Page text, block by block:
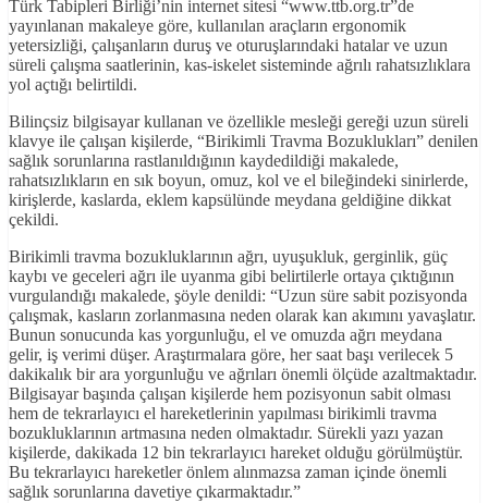
Türk Tabipleri Birliği’nin internet sitesi “www.ttb.org.tr”de
yayınlanan makaleye göre, kullanılan araçların ergonomik
yetersizliği, çalışanların duruş ve oturuşlarındaki hatalar ve uzun
süreli çalışma saatlerinin, kas-iskelet sisteminde ağrılı rahatsızlıklara
yol açtığı belirtildi.
Bilinçsiz bilgisayar kullanan ve özellikle mesleği gereği uzun süreli
klavye ile çalışan kişilerde, “Birikimli Travma Bozuklukları” denilen
sağlık sorunlarına rastlanıldığının kaydedildiği makalede,
rahatsızlıkların en sık boyun, omuz, kol ve el bileğindeki sinirlerde,
kirişlerde, kaslarda, eklem kapsülünde meydana geldiğine dikkat
çekildi.
Birikimli travma bozukluklarının ağrı, uyuşukluk, gerginlik, güç
kaybı ve geceleri ağrı ile uyanma gibi belirtilerle ortaya çıktığının
vurgulandığı makalede, şöyle denildi: “Uzun süre sabit pozisyonda
çalışmak, kasların zorlanmasına neden olarak kan akımını yavaşlatır.
Bunun sonucunda kas yorgunluğu, el ve omuzda ağrı meydana
gelir, iş verimi düşer. Araştırmalara göre, her saat başı verilecek 5
dakikalık bir ara yorgunluğu ve ağrıları önemli ölçüde azaltmaktadır.
Bilgisayar başında çalışan kişilerde hem pozisyonun sabit olması
hem de tekrarlayıcı el hareketlerinin yapılması birikimli travma
bozukluklarının artmasına neden olmaktadır. Sürekli yazı yazan
kişilerde, dakikada 12 bin tekrarlayıcı hareket olduğu görülmüştür.
Bu tekrarlayıcı hareketler önlem alınmazsa zaman içinde önemli
sağlık sorunlarına davetiye çıkarmaktadır.”